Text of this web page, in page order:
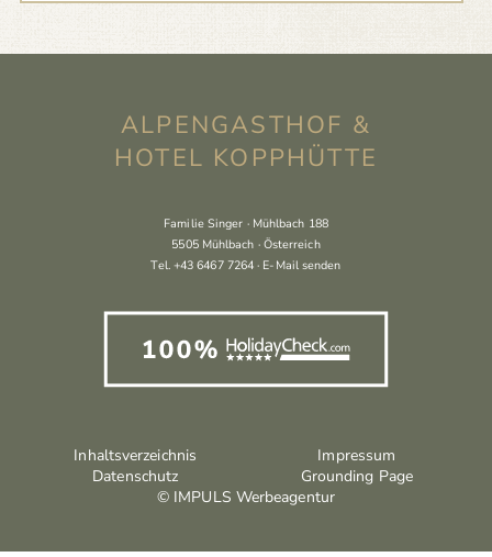
ALPENGASTHOF &
HOTEL KOPPHÜTTE
Familie Singer · Mühlbach 188
5505 Mühlbach · Österreich
Tel. +43 6467 7264 · E-Mail senden
Inhaltsverzeichnis
Impressum
Datenschutz
Grounding Page
© IMPULS Werbeagentur